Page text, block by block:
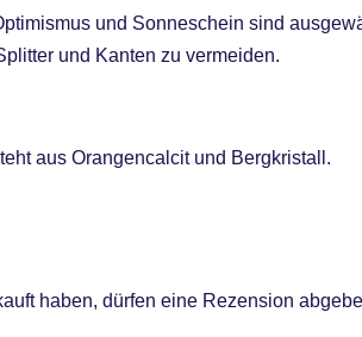
und Sonneschein sind
und Kanten zu vermeiden.
aus Orangencalcit und Bergkristall.
haben, dürfen eine Rezension